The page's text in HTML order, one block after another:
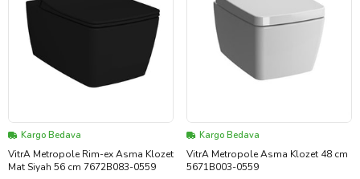
Kargo Bedava
VitrA Metropole Rim-ex Asma Klozet
Mat Siyah 56 cm 7672B083-0559
Kargo Bedava
VitrA Metropole Asma Klozet 48 cm
5671B003-0559